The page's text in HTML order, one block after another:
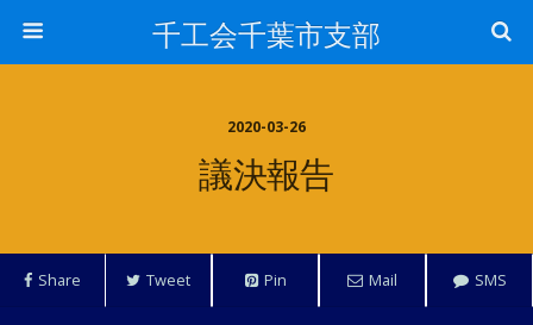
千工会千葉市支部
2020-03-26
議決報告
Share Tweet Pin Mail SMS